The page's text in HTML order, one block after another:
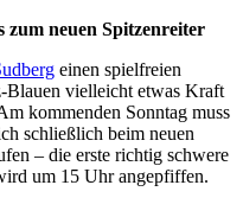
zum neuen Spitzenreiter
einen spielfreien
Blauen vielleicht etwas Kraft
kommenden Sonntag muss
schließlich beim neuen
– die erste richtig schwere
um 15 Uhr angepfiffen.